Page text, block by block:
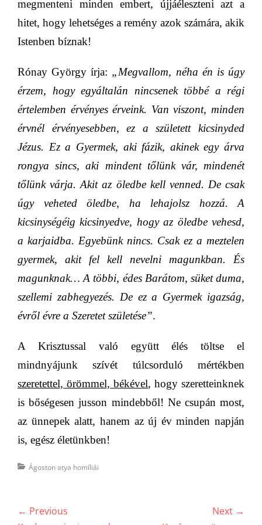
megmenteni minden embert, újjáéleszteni azt a
hitet, hogy lehetséges a remény azok számára, akik
Istenben bíznak!
Rónay György írja: „Megvallom, néha én is úgy
érzem, hogy egyáltalán nincsenek többé a régi
értelemben érvényes érveink. Van viszont, minden
érvnél érvényesebben, ez a született kicsinyded
Jézus. Ez a Gyermek, aki fázik, akinek egy árva
rongya sincs, aki mindent tőlünk vár, mindenét
tőlünk várja. Akit az öledbe kell venned. De csak
úgy veheted öledbe, ha lehajolsz hozzá. A
kicsinységéig kicsinyedve, hogy az öledbe vehesd,
a karjaidba. Egyebünk nincs. Csak ez a meztelen
gyermek, akit fel kell nevelni magunkban. És
magunknak… A többi, édes Barátom, süket duma,
szellemi zabhegyezés. De ez a Gyermek igazság,
évről évre a Szeretet születése”.
A Krisztussal való együtt élés töltse el
mindnyájunk szívét túlcsorduló mértékben
szeretettel, örömmel, békével, hogy szeretteinknek
is bőségesen jusson mindebből! Ne csupán most,
az ünnepek alatt, hanem az új év minden napján
is, egész életünkben!
Categories
Ágoston atya homíliái
Bejegyzés
← Previous
Next →